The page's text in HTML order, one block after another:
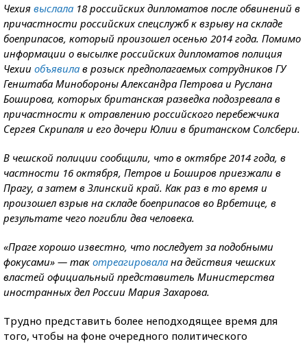
Чехия выслала 18 российских дипломатов после обвинений в
причастности российских спецслужб к взрыву на складе
боеприпасов, который произошел осенью 2014 года. Помимо
информации о высылке российских дипломатов полиция
Чехии объявила в розыск предполагаемых сотрудников ГУ
Генштаба Минобороны Александра Петрова и Руслана
Боширова, которых британская разведка подозревала в
причастности к отравлению российского перебежчика
Сергея Скрипаля и его дочери Юлии в британском Солсбери.
В чешской полиции сообщили, что в октябре 2014 года, в
частности 16 октября, Петров и Боширов приезжали в
Прагу, а затем в Злинский край. Как раз в то время и
произошел взрыв на складе боеприпасов во Врбетице, в
результате чего погибли два человека.
«Праге хорошо известно, что последует за подобными
фокусами» — так отреагировала на действия чешских
властей официальный представитель Министерства
иностранных дел России Мария Захарова.
Трудно представить более неподходящее время для
того, чтобы на фоне очередного политического